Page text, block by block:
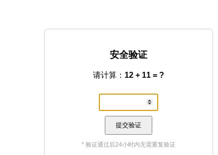
安全验证
请计算： 12 + 11 = ?
提交验证
* 验证通过后24小时内无需重复验证